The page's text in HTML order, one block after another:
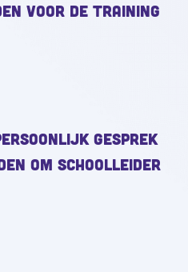
voor de training
gesprek
om schoolleider